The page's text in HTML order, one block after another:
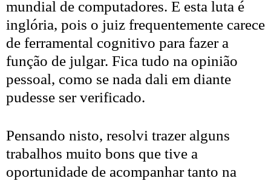
mundial de computadores. E esta luta é
inglória, pois o juiz frequentemente carece
de ferramental cognitivo para fazer a
função de julgar. Fica tudo na opinião
pessoal, como se nada dali em diante
pudesse ser verificado.
Pensando nisto, resolvi trazer alguns
trabalhos muito bons que tive a
oportunidade de acompanhar tanto na